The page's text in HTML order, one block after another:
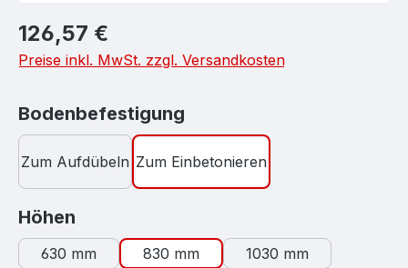
Regulärer Preis:
126,57 €
Preise inkl. MwSt. zzgl. Versandkosten
Bodenbefestigung
Zum Aufdübeln Zum Einbetonieren
Höhen
630 mm 830 mm
1030 mm